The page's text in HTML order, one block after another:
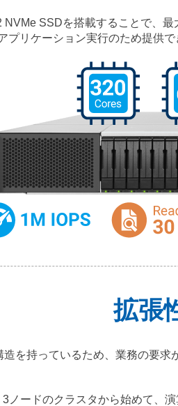
NVMe SSDを搭載することで、
プリケーション実行のため提供で
拡張
を持っているため、業務の要
3ノードのクラスタから始めて、